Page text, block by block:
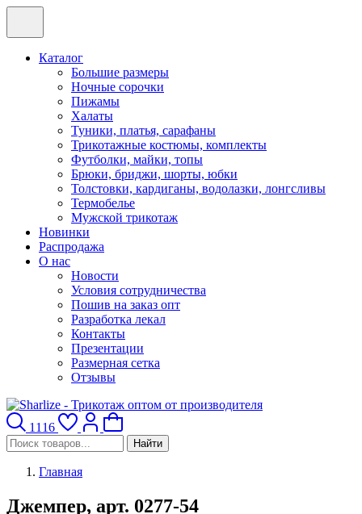
Каталог
Большие размеры
Ночные сорочки
Пижамы
Халаты
Туники, платья, сарафаны
Трикотажные костюмы, комплекты
Футболки, майки, топы
Брюки, бриджи, шорты, юбки
Толстовки, кардиганы, водолазки, лонгсливы
Термобелье
Мужской трикотаж
Новинки
Распродажа
О нас
Новости
Условия сотрудничества
Пошив на заказ опт
Разработка лекал
Контакты
Презентации
Размерная сетка
Отзывы
1116
Найти
Главная
Джемпер, арт. 0277-54